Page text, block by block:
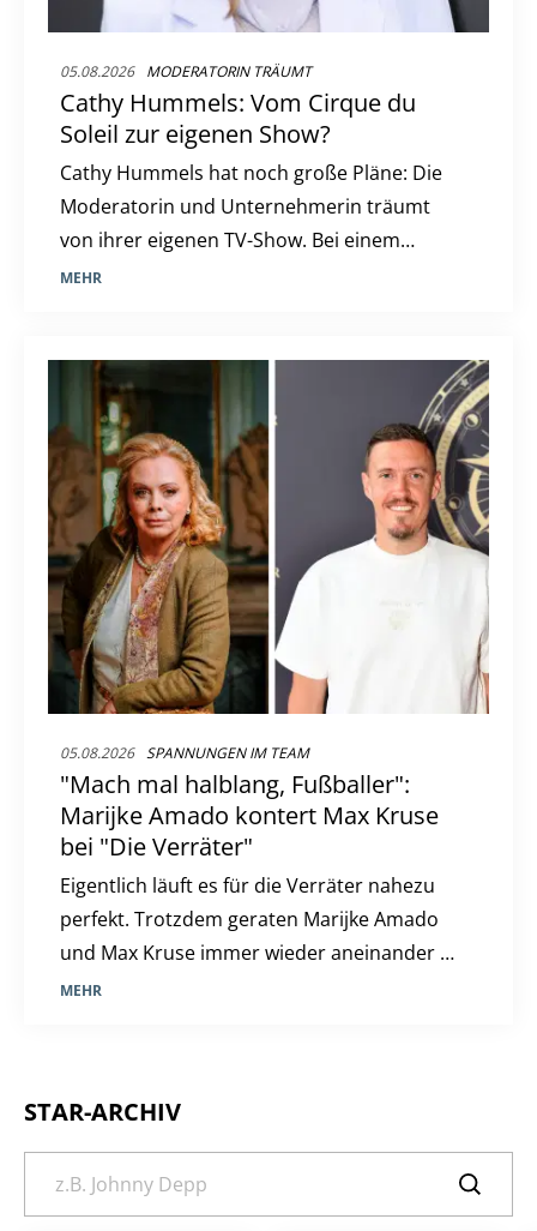
05.08.2026 MODERATORIN TRÄUMT
Cathy Hummels: Vom Cirque du
Soleil zur eigenen Show?
Cathy Hummels hat noch große Pläne: Die
Moderatorin und Unternehmerin träumt
von ihrer eigenen TV-Show. Bei einem
Besuch hinter den Kulissen des "Cirque du
Verräter".
MEHR
05.08.2026 SPANNUNGEN IM TEAM
"Mach mal halblang, Fußballer":
Marijke Amado kontert Max Kruse
bei "Die Verräter"
Eigentlich läuft es für die Verräter nahezu
perfekt. Trotzdem geraten Marijke Amado
und Max Kruse immer wieder aneinander –
nun schießt sie zurück.
MEHR
STAR-ARCHIV